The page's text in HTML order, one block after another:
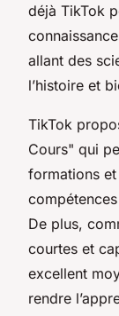
déjà TikTok
allant des
l’histoire et
TikTok
Cours" qui
formations et
De plus,
courtes et
excellent
rendre